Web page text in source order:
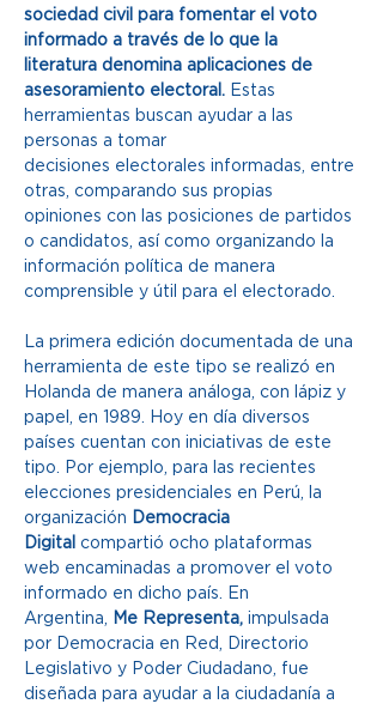
sociedad civil para fomentar el voto
informado a través de lo que la
literatura denomina aplicaciones de
asesoramiento electoral. Estas
herramientas buscan ayudar a las
personas a tomar
decisiones electorales informadas, entre
otras, comparando sus propias
opiniones con las posiciones de partidos
o candidatos, así como organizando la
información política de manera
comprensible y útil para el electorado.
La primera edición documentada de una
herramienta de este tipo se realizó en
Holanda de manera análoga, con lápiz y
papel, en 1989. Hoy en día diversos
países cuentan con iniciativas de este
tipo. Por ejemplo, para las recientes
elecciones presidenciales en Perú, la
organización Democracia
Digital compartió ocho plataformas
web encaminadas a promover el voto
informado en dicho país. En
Argentina,
Me Representa, impulsada
por Democracia en Red, Directorio
Legislativo y Poder Ciudadano, fue
diseñada para ayudar a la ciudadanía a